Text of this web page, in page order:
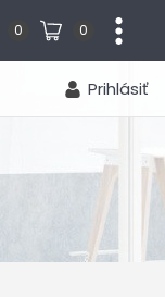
Prihlásiť
0 0